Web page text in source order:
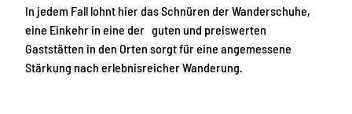
In jedem Fall lohnt hier das Schnüren der Wanderschuhe,
eine Einkehr in eine der guten und preiswerten
Gaststätten in den Orten sorgt für eine angemessene
Stärkung nach erlebnisreicher Wanderung.